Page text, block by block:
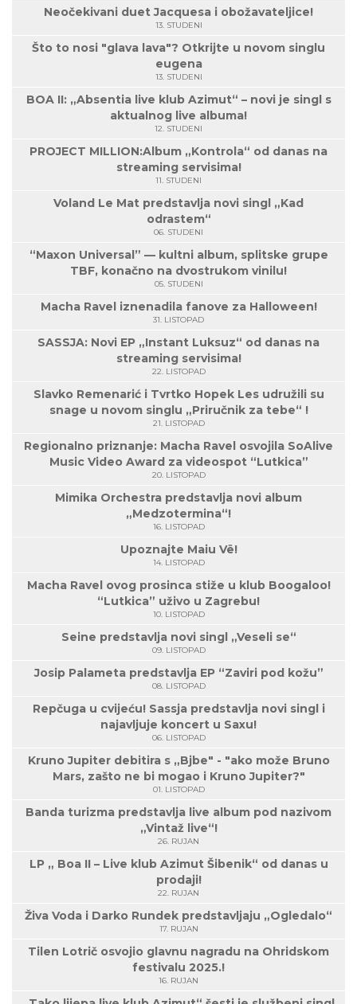
Neočekivani duet Jacquesa i obožavateljice!
13. STUDENI
Što to nosi "glava lava"? Otkrijte u novom singlu
eugena
13. STUDENI
BOA II: „Absentia live klub Azimut“ – novi je singl s
aktualnog live albuma!
12. STUDENI
PROJECT MILLION:Album „Kontrola“ od danas na
streaming servisima!
11. STUDENI
Voland Le Mat predstavlja novi singl „Kad
odrastem“
06. STUDENI
“Maxon Universal” — kultni album, splitske grupe
TBF, konačno na dvostrukom vinilu!
05. STUDENI
Macha Ravel iznenadila fanove za Halloween!
31. LISTOPAD
SASSJA: Novi EP „Instant Luksuz“ od danas na
streaming servisima!
22. LISTOPAD
Slavko Remenarić i Tvrtko Hopek Les udružili su
snage u novom singlu „Priručnik za tebe“ !
21. LISTOPAD
Regionalno priznanje: Macha Ravel osvojila SoAlive
Music Video Award za videospot “Lutkica”
20. LISTOPAD
Mimika Orchestra predstavlja novi album
„Medzotermina“!
16. LISTOPAD
Upoznajte Maiu Vë!
14. LISTOPAD
Macha Ravel ovog prosinca stiže u klub Boogaloo!
“Lutkica” uživo u Zagrebu!
10. LISTOPAD
Seine predstavlja novi singl „Veseli se“
09. LISTOPAD
Josip Palameta predstavlja EP “Zaviri pod kožu”
08. LISTOPAD
Repčuga u cvijeću! Sassja predstavlja novi singl i
najavljuje koncert u Saxu!
06. LISTOPAD
Kruno Jupiter debitira s „Bjbe" - "ako može Bruno
Mars, zašto ne bi mogao i Kruno Jupiter?"
01. LISTOPAD
Banda turizma predstavlja live album pod nazivom
„Vintaž live“!
26. RUJAN
LP „ Boa II – Live klub Azimut Šibenik“ od danas u
prodaji!
22. RUJAN
Živa Voda i Darko Rundek predstavljaju „Ogledalo“
17. RUJAN
Tilen Lotrič osvojio glavnu nagradu na Ohridskom
festivalu 2025.!
16. RUJAN